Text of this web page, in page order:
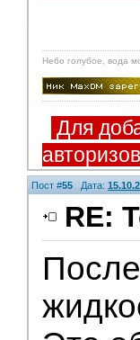
Небо голубое, вода
Для
Пост #55 Дата:
RE: